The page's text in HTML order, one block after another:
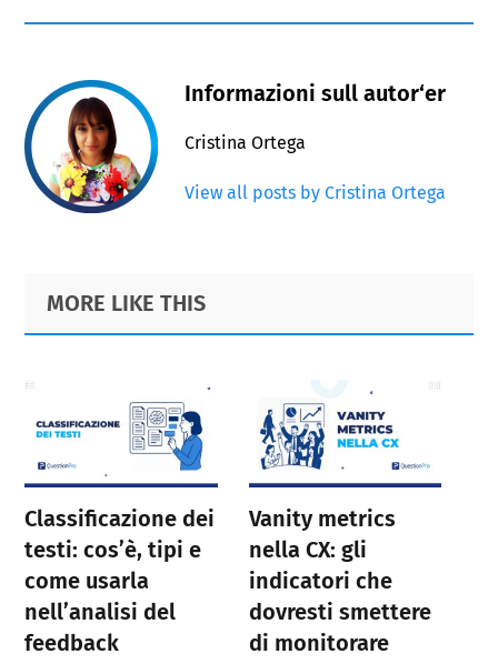
Informazioni sull autor‘er
Cristina Ortega
View all posts by Cristina Ortega
Primary
Sidebar
Footer
MORE LIKE THIS
Classificazione dei
testi: cos’è, tipi e
come usarla
nell’analisi del
feedback
Vanity metrics
nella CX: gli
indicatori che
dovresti smettere
di monitorare